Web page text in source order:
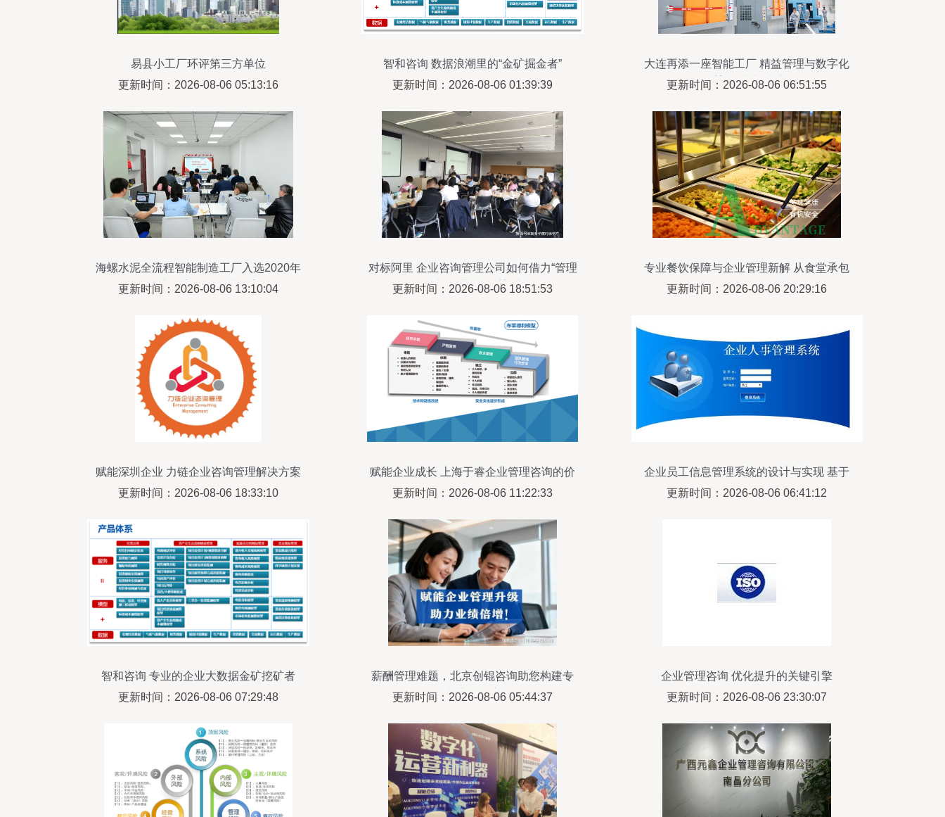
易县小工厂环评第三方单位
更新时间：2026-08-06 05:13:16
智和咨询 数据浪潮里的“金矿掘金者”
更新时间：2026-08-06 01:39:39
大连再添一座智能工厂 精益管理与数字化
重塑企业新生态
更新时间：2026-08-06 06:51:55
海螺水泥全流程智能制造工厂入选2020年
国有企业数字化转型典型案例
更新时间：2026-08-06 13:10:04
对标阿里 企业咨询管理公司如何借力“管理
三板斧”与企业文化重塑竞争力
更新时间：2026-08-06 18:51:53
专业餐饮保障与企业管理新解 从食堂承包
到咨询服务全面升级
更新时间：2026-08-06 20:29:16
赋能深圳企业 力链企业咨询管理解决方案
深度解析
更新时间：2026-08-06 18:33:10
赋能企业成长 上海于睿企业管理咨询的价
值与路径
更新时间：2026-08-06 11:22:33
企业员工信息管理系统的设计与实现 基于
管理咨询视角的优化策略
更新时间：2026-08-06 06:41:12
智和咨询 专业的企业大数据金矿挖矿者
更新时间：2026-08-06 07:29:48
薪酬管理难题，北京创锟咨询助您构建专
业薪酬制度
更新时间：2026-08-06 05:44:37
企业管理咨询 优化提升的关键引擎
更新时间：2026-08-06 23:30:07